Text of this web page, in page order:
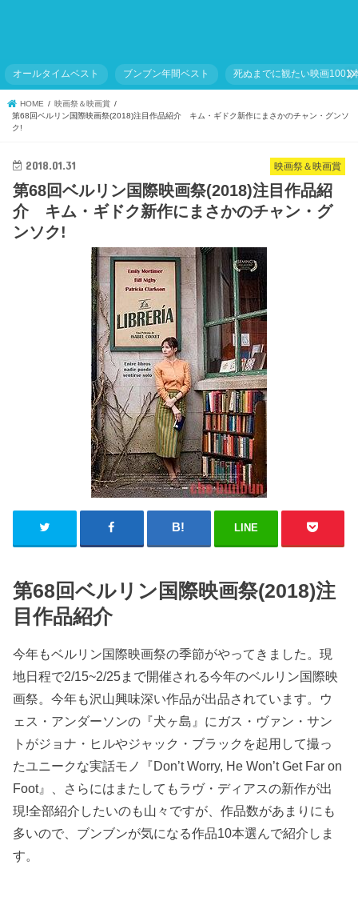
オールタイムベスト ブンブン年間ベスト 死ぬまでに観たい映画1001
HOME
映画祭＆映画賞
第68回ベルリン国際映画祭(2018)注目作品紹介 キム・ギドク新作にまさかのチャン・グンソ
ク!
映画祭＆映画賞
2018.01.31
第68回ベルリン国際映画祭(2018)注目作品紹
介 キム・ギドク新作にまさかのチャン・グ
ンソク!
LINE
第68回ベルリン国際映画祭(2018)注
目作品紹介
今年もベルリン国際映画祭の季節がやってきました。現
地日程で2/15~2/25まで開催される今年のベルリン国際映
画祭。今年も沢山興味深い作品が出品されています。ウ
ェス・アンダーソンの『犬ヶ島』にガス・ヴァン・サン
トがジョナ・ヒルやジャック・ブラックを起用して撮っ
たユニークな実話モノ『Don’t Worry, He Won’t Get Far on
Foot』、さらにはまたしてもラヴ・ディアスの新作が出
現!全部紹介したいのも山々ですが、作品数があまりにも
多いので、ブンブンが気になる作品10本選んで紹介しま
す。